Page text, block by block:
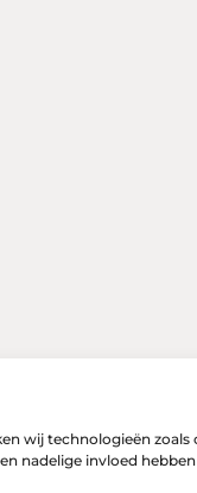
wij technologieën
nadelige invloed